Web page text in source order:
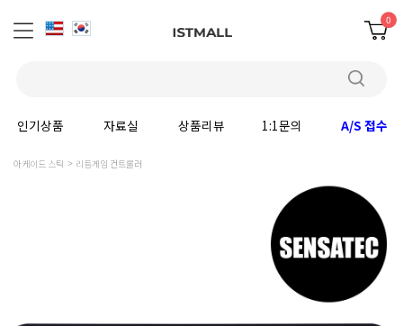
0
인기상품 자료실 상품리뷰 1:1문의 A/S 접수
아케이드 스틱 리듬게임 컨트롤러